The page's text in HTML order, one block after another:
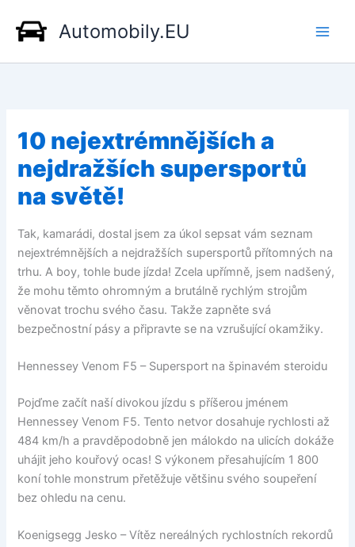
obsah
Automobily.EU
10 nejextrémnějších a
nejdražších supersportů
na světě!
Tak, kamarádi, dostal jsem za úkol sepsat vám seznam
nejextrémnějších a nejdražších supersportů přítomných na
trhu. A boy, tohle bude jízda! Zcela upřímně, jsem nadšený,
že mohu těmto ohromným a brutálně rychlým strojům
věnovat trochu svého času. Takže zapněte svá
bezpečnostní pásy a připravte se na vzrušující okamžiky.
Hennessey Venom F5 – Supersport na špinavém steroidu
Pojďme začít naší divokou jízdu s příšerou jménem
Hennessey Venom F5. Tento netvor dosahuje rychlosti až
484 km/h a pravděpodobně jen málokdo na ulicích dokáže
uhájit jeho kouřový ocas! S výkonem přesahujícím 1 800
koní tohle monstrum přetěžuje většinu svého soupeření
bez ohledu na cenu.
Koenigsegg Jesko – Vítěz nereálných rychlostních rekordů